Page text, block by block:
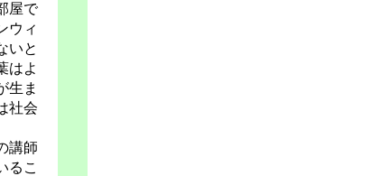
屋で
ウィ
いと
はよ
生ま
社会
講師
るこ